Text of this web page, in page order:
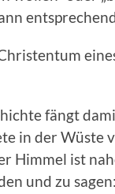
fängt
in der Wüste
Himmel ist
und zu